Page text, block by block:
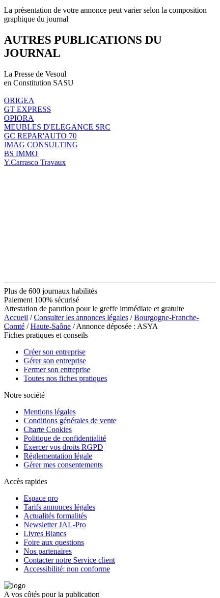
La présentation de votre annonce peut varier selon la composition
graphique du journal
AUTRES PUBLICATIONS DU
JOURNAL
La Presse de Vesoul
en Constitution SASU
ORIGEA
GT EXPRESS
OPIORA
MEUBLES D'ELEGANCE SRC
GC REPAR'AUTO 70
IMAG CONSULTING
BS IMMO
Y.Carrasco Travaux
Plus de 600 journaux habilités
Paiement 100% sécurisé
Attestation de parution pour le greffe immédiate et gratuite
Accueil /Consulter les annonces légales /Bourgogne-Franche-
Comté /Haute-Saône / Annonce déposée : ASYA
Fiches pratiques et conseils
Créer son entreprise
Gérer son entreprise
Fermer son entreprise
Toutes nos fiches pratiques
Notre société
Mentions légales
Conditions générales de vente
Charte Cookies
Politique de confidentialité
Exercer vos droits RGPD
Réglementation légale
Gérer mes consentements
Accès rapides
Espace pro
Tarifs annonces légales
Actualités formalités
Newsletter JAL-Pro
Livres Blancs
Foire aux questions
Nos partenaires
Contacter notre Service client
Accessibilité: non conforme
A vos côtés pour la publication